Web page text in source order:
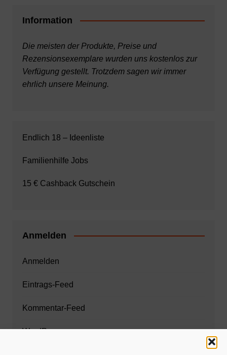
Information
Die meisten der Produkte, Preise und
Rezensionsexemplare wurden uns kostenlos zur
Verfügung gestellt. Trotzdem sagen wir immer
ehrlich unsere Meinung.
Endlich 18 – Ideenliste
Familienhilfe Jobs
15 € Cashback Gutschein
Anmelden
Anmelden
Eintrags-Feed
Kommentar-Feed
WordPress.org